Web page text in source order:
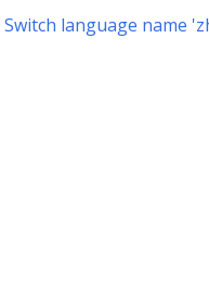
Switch language name